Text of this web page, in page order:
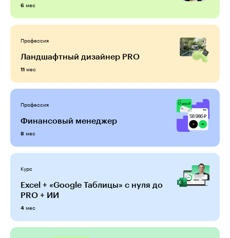
6 мес
Профессия
Ландшафтный дизайнер PRO
11 мес
Профессия
Финансовый менеджер
8 мес
Курс
Excel + «Google Таблицы» с нуля до
PRO + ИИ
4 мес